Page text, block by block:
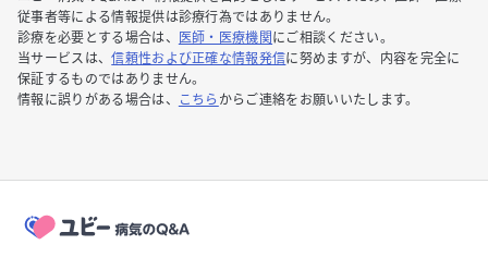
従事者等による情報提供は診療行為ではありません。
診療を必要とする場合は、
医師・医療機関 にご相談ください。
当サービスは、信頼性および正確な情報発信に努めますが、内容を完全に
保証するものではありません。
情報に誤りがある場合は、
こちら からご連絡をお願いいたします。